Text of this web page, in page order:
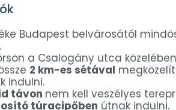
Budapest belvárosától
a Csalogány utca
2 km-es sétával
indulni.
távon nem kell veszélyes
túracipőben útnak indulni.